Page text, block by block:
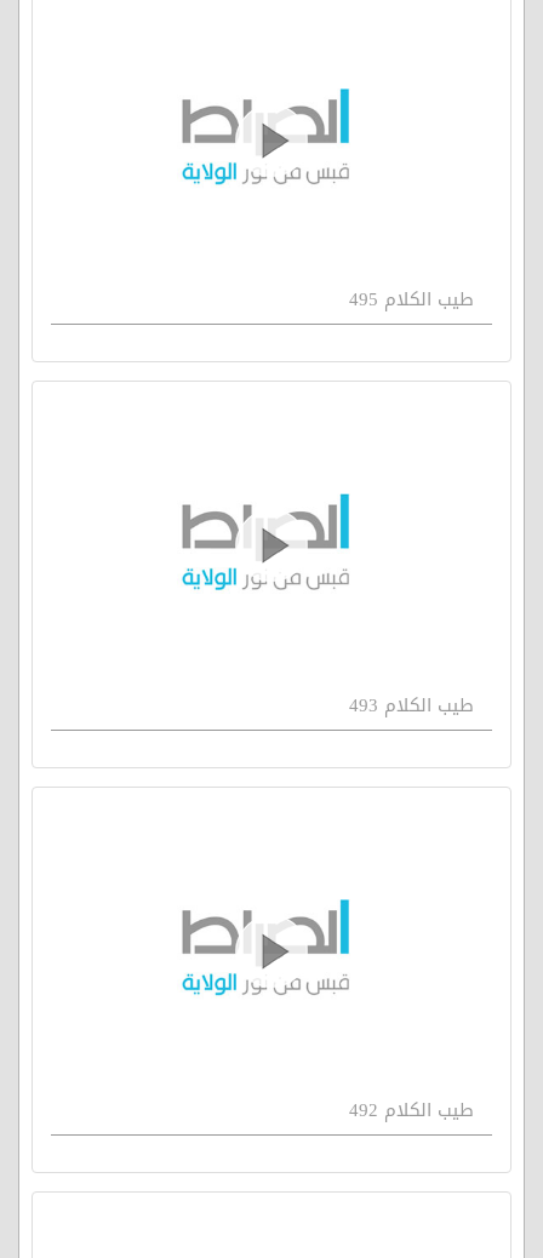
طيب الكلام 495
طيب الكلام 493
طيب الكلام 492